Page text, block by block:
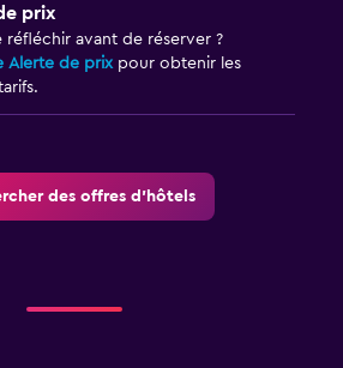
prix
réfléchir avant de réserver ?
Alerte de prix pour obtenir les
des offres d’hôtels